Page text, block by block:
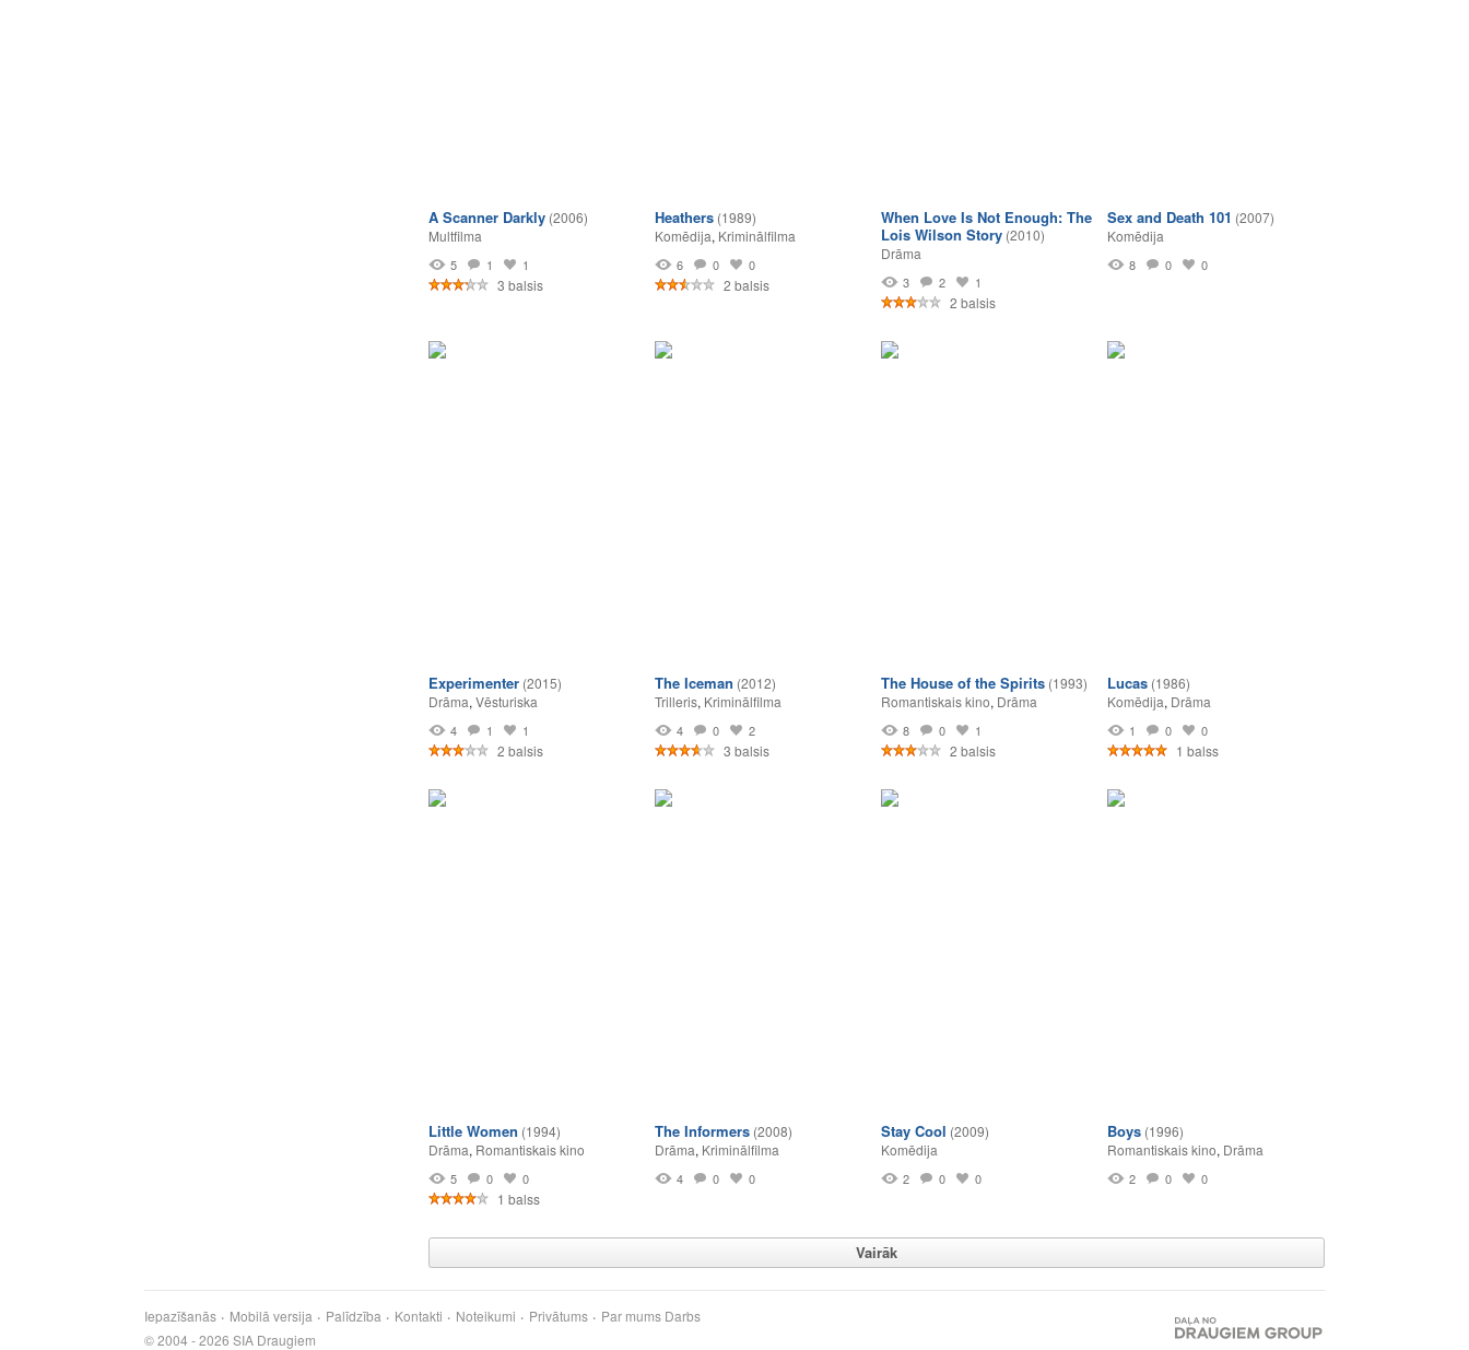
A Scanner Darkly (2006)
Multfilma
5 1 1
3 balsis
Heathers (1989)
Komēdija, Kriminālfilma
6 0 0
2 balsis
When Love Is Not Enough: The
Lois Wilson Story (2010)
Drāma
3 2 1
2 balsis
Sex and Death 101 (2007)
Komēdija
8 0 0
Experimenter (2015)
Drāma, Vēsturiska
4 1 1
2 balsis
The Iceman (2012)
Trilleris, Kriminālfilma
4 0 2
3 balsis
The House of the Spirits (1993)
Romantiskais kino, Drāma
8 0 1
2 balsis
Lucas (1986)
Komēdija, Drāma
1 0 0
1 balss
Little Women (1994)
Drāma, Romantiskais kino
5 0 0
1 balss
The Informers (2008)
Drāma, Kriminālfilma
4 0 0
Stay Cool (2009)
Komēdija
2 0 0
Boys (1996)
Romantiskais kino, Drāma
2 0 0
Vairāk
Iepazīšanās Mobilā versija Palīdzība Kontakti Noteikumi Privātums Par mums Darbs
© 2004 - 2026 SIA Draugiem